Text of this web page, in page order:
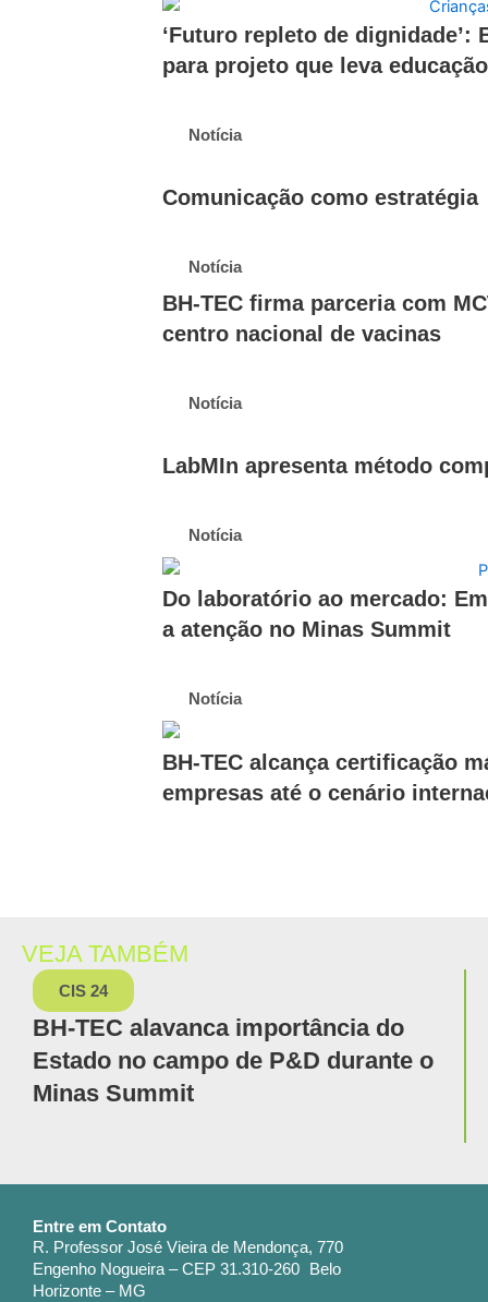
‘Futuro repleto de
para projeto que leva
Notícia
Comunicação como estratégia
Notícia
BH-TEC firma parceria com
centro nacional de vacinas
Notícia
LabMIn apresenta método
Notícia
Do laboratório ao mercado:
a atenção no Minas Summit
Notícia
BH-TEC alcança certificação
empresas até o cenário
VEJA TAMBÉM
CIS 24
BH-TEC alavanca importância do
Estado no campo de P&D durante o
Minas Summit
Entre em Contato
R. Professor José Vieira de Mendonça, 770
Engenho Nogueira – CEP 31.310-260 Belo
Horizonte – MG